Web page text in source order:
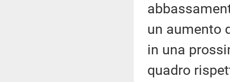
un aumento
in una
quadro